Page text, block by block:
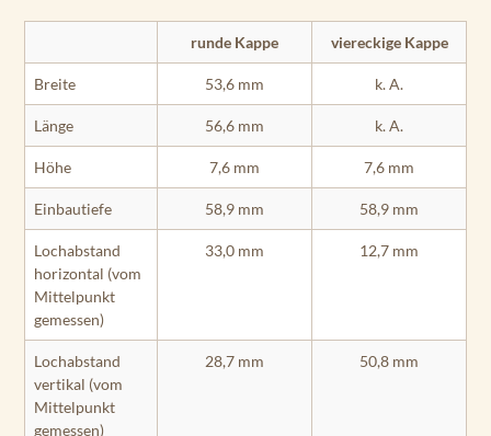
runde Kappe viereckige Kappe
Breite 53,6 mm k. A.
Länge 56,6 mm k. A.
Höhe 7,6 mm 7,6 mm
Einbautiefe 58,9 mm 58,9 mm
Lochabstand
horizontal (vom
Mittelpunkt
gemessen)
33,0 mm 12,7 mm
Lochabstand
vertikal (vom
Mittelpunkt
gemessen)
28,7 mm 50,8 mm